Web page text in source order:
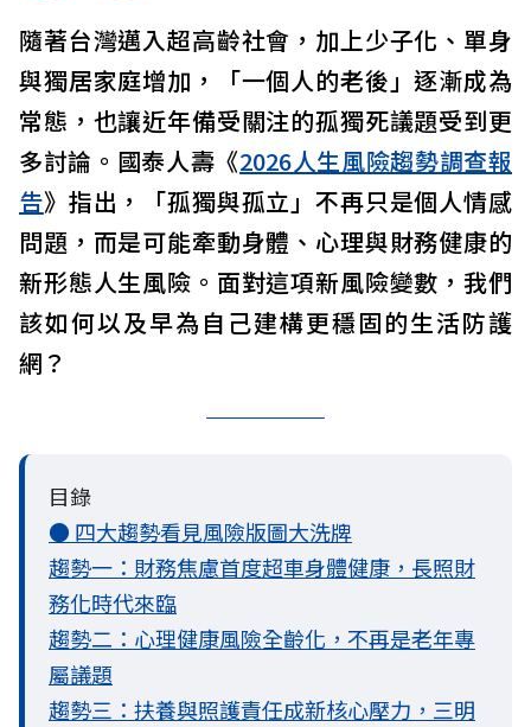
隨著台灣邁入超高齡社會，加上少子化、單身
與獨居家庭增加，「一個人的老後」逐漸成為
常態，也讓近年備受關注的孤獨死議題受到更
多討論。國泰人壽《2026人生風險趨勢調查報
告》指出，「孤獨與孤立」不再只是個人情感
問題，而是可能牽動身體、心理與財務健康的
新形態人生風險。面對這項新風險變數，我們
該如何以及早為自己建構更穩固的生活防護
網？
目錄
● 四大趨勢看見風險版圖大洗牌
趨勢一：財務焦慮首度超車身體健康，長照財
務化時代來臨
趨勢二：心理健康風險全齡化，不再是老年專
屬議題
趨勢三：扶養與照護責任成新核心壓力，三明